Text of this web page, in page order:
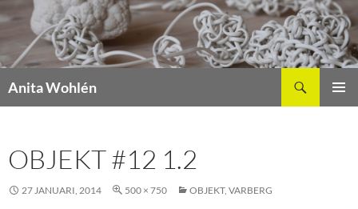
Hoppa
till
innehåll
Anita Wohlén
OBJEKT #12 1.2
27 JANUARI, 2014 500 × 750 OBJEKT, VARBERG